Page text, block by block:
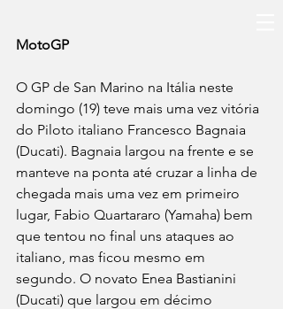
MotoGP
O GP de San Marino na Itália neste
domingo (19) teve mais uma vez vitória
do Piloto italiano Francesco Bagnaia
(Ducati). Bagnaia largou na frente e se
manteve na ponta até cruzar a linha de
chegada mais uma vez em primeiro
lugar, Fabio Quartararo (Yamaha) bem
que tentou no final uns ataques ao
italiano, mas ficou mesmo em
segundo. O novato Enea Bastianini
(Ducati) que largou em décimo